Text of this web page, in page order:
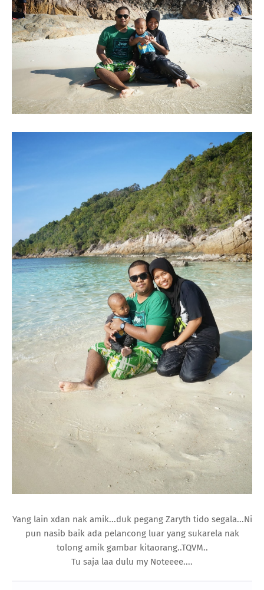
Yang lain xdan nak amik...duk pegang Zaryth tido segala...Ni
pun nasib baik ada pelancong luar yang sukarela nak
tolong amik gambar kitaorang..TQVM..
Tu saja laa dulu my Noteeee....